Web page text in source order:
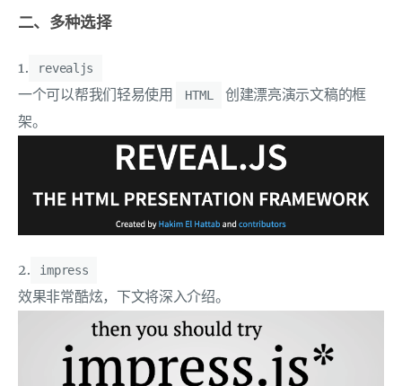
二、多种选择
1. revealjs
一个可以帮我们轻易使用 HTML
创建漂亮演示文稿的框
架。
2. impress
效果非常酷炫，下文将深入介绍。